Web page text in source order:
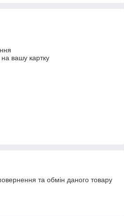
вашу картку
та обмін даного товару